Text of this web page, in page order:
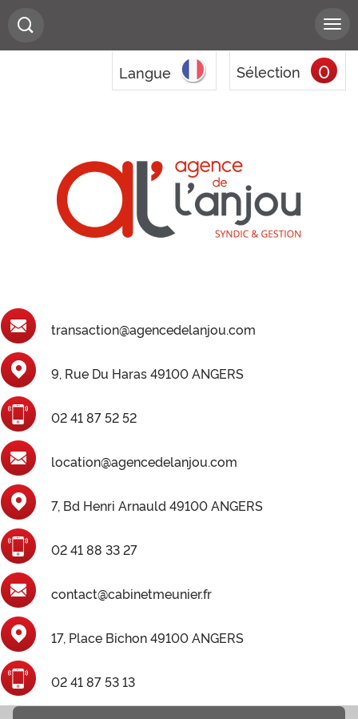
Langue Sélection 0
transaction@agencedelanjou.com
9, Rue Du Haras 49100 ANGERS
02 41 87 52 52
location@agencedelanjou.com
7, Bd Henri Arnauld 49100 ANGERS
02 41 88 33 27
contact@cabinetmeunier.fr
17, Place Bichon 49100 ANGERS
02 41 87 53 13